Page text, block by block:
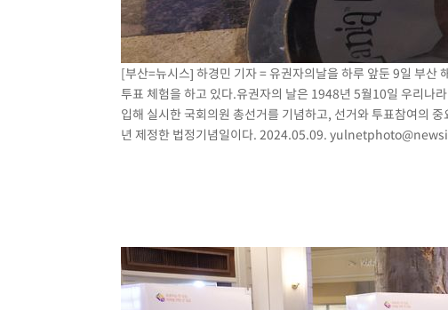
[부산=뉴시스] 하경민 기자 = 유권자의날을 하루 앞둔 9일 부산
투표 체험을 하고 있다.유권자의 날은 1948년 5월10일 우리나
입해 실시한 국회의원 총선거를 기념하고, 선거와 투표참여의
년 제정한 법정기념일이다. 2024.05.09.